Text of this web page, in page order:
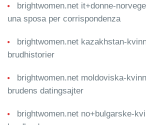
brightwomen.net it+donne-
una sposa per corrispondenza
brightwomen.net kazakhstan-
brudhistorier
brightwomen.net moldoviska-
brudens datingsajter
brightwomen.net no+bulgarske-